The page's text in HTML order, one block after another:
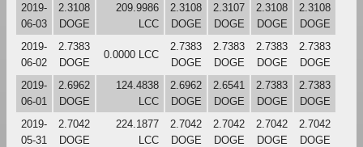
2019-
06-03
2.3108
DOGE
209.9986
LCC
2.3108
DOGE
2.3107
DOGE
2.3108
DOGE
2.3108
DOGE
2019-
06-02
2.7383
DOGE
0.0000 LCC
2.7383
DOGE
2.7383
DOGE
2.7383
DOGE
2.7383
DOGE
2019-
06-01
2.6962
DOGE
124.4838
LCC
2.6962
DOGE
2.6541
DOGE
2.7383
DOGE
2.7383
DOGE
2019-
05-31
2.7042
DOGE
224.1877
LCC
2.7042
DOGE
2.7042
DOGE
2.7042
DOGE
2.7042
DOGE